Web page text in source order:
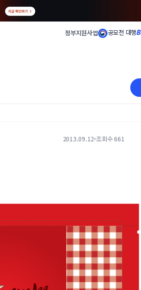
정부지원사업 공모전 대행
2013.09.12 조회수 661